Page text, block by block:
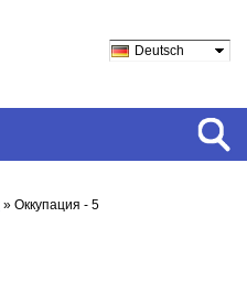
Deutsch
» Оккупация - 5